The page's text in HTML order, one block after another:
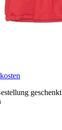
geschenkt